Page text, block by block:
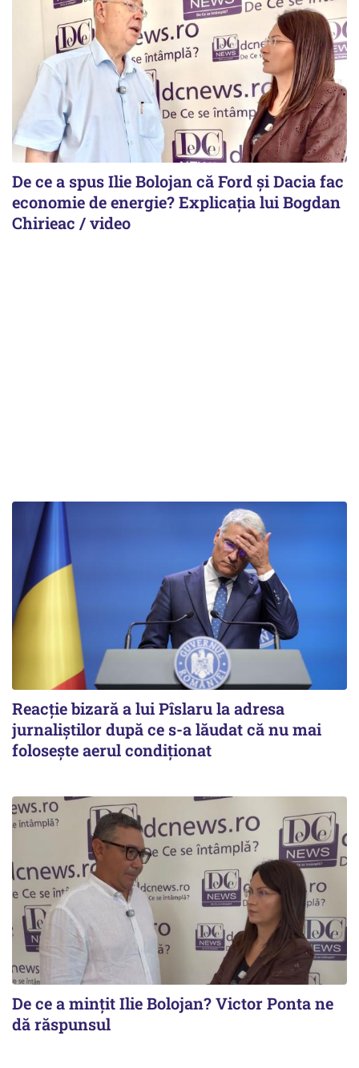
De ce a spus Ilie Bolojan că Ford și Dacia fac
economie de energie? Explicația lui Bogdan
Chirieac / video
Reacție bizară a lui Pîslaru la adresa
jurnaliștilor după ce s-a lăudat că nu mai
folosește aerul condiționat
De ce a mințit Ilie Bolojan? Victor Ponta ne
dă răspunsul